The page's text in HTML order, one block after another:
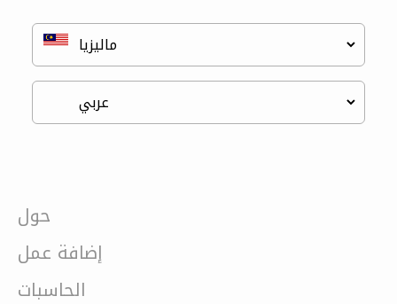
حول
إضافة عمل
الحاسبات